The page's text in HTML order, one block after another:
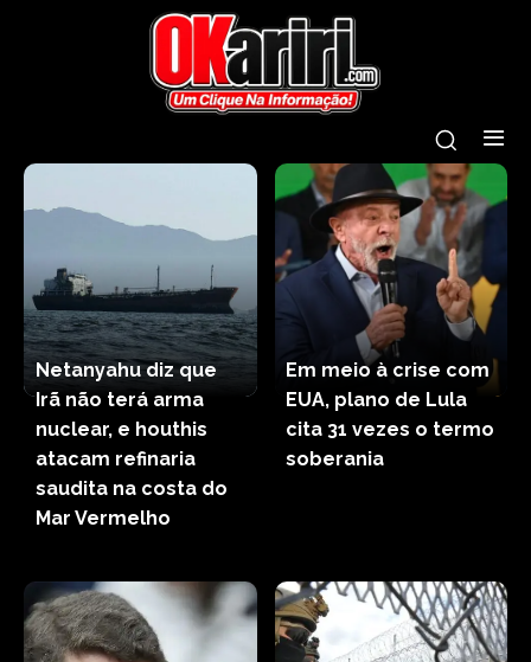
Netanyahu diz que
Irã não terá arma
nuclear, e houthis
atacam refinaria
saudita na costa do
Mar Vermelho
Em meio à crise com
EUA, plano de Lula
cita 31 vezes o termo
soberania